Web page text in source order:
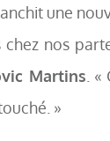
une
nos
Martins .
»